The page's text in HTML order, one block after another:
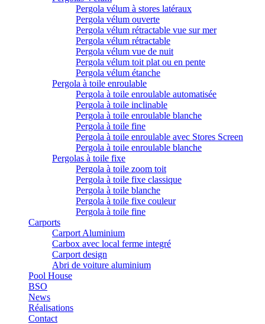
Pergola vélum à stores latéraux
Pergola vélum ouverte
Pergola vélum rétractable vue sur mer
Pergola vélum rétractable
Pergola vélum vue de nuit
Pergola vélum toit plat ou en pente
Pergola vélum étanche
Pergola à toile enroulable
Pergola à toile enroulable automatisée
Pergola à toile inclinable
Pergola à toile enroulable blanche
Pergola à toile fine
Pergola à toile enroulable avec Stores Screen
Pergola à toile enroulable blanche
Pergolas à toile fixe
Pergola à toile zoom toit
Pergola à toile fixe classique
Pergola à toile blanche
Pergola à toile fixe couleur
Pergola à toile fine
Carports
Carport Aluminium
Carbox avec local ferme integré
Carport design
Abri de voiture aluminium
Pool House
BSO
News
Réalisations
Contact